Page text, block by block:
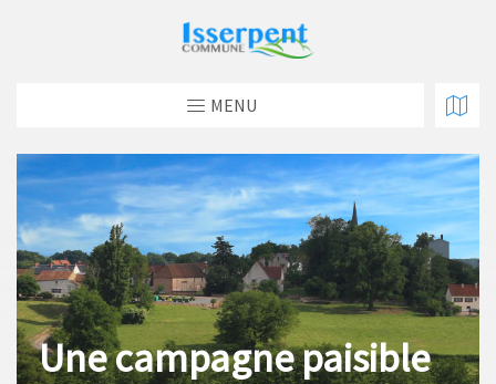
MENU
Une campagne paisible